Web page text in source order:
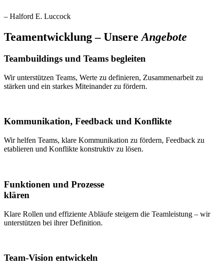
– Halford E. Luccock
Teamentwicklung – Unsere Angebote
Teambuildings und Teams begleiten
Wir unterstützen Teams, Werte zu definieren, Zusammenarbeit zu
stärken und ein starkes Miteinander zu fördern.
Kommunikation, Feedback und Konflikte
Wir helfen Teams, klare Kommunikation zu fördern, Feedback zu
etablieren und Konflikte konstruktiv zu lösen.
Funktionen und Prozesse
klären
Klare Rollen und effiziente Abläufe steigern die Teamleistung – wir
unterstützen bei ihrer Definition.
Team-Vision entwickeln